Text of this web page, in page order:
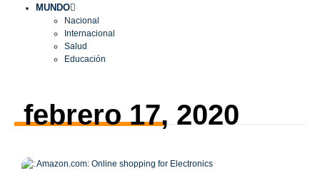
MUNDO
Nacional
Internacional
Salud
Educación
febrero 17, 2020